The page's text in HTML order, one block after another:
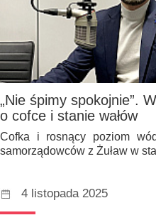
„Nie śpimy spokojnie”.
o cofce i stanie wałów
Cofka i rosnący poziom
samorządowców z Żuław w
4 listopada 2025